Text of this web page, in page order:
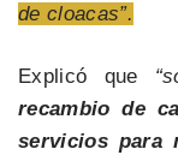
de cloacas”.
Explicó que
recambio de
servicios para